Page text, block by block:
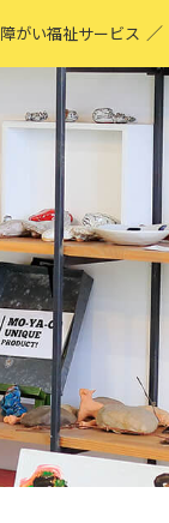
障がい福祉サービス ／